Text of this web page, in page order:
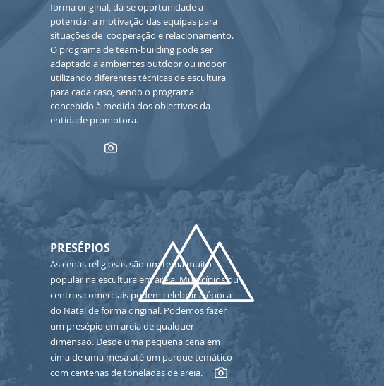
forma original, dá-se oportunidade a
potenciar a motivação das equipas para
situações de cooperação e relacionamento.
O programa de team-building pode ser
adaptado a ambientes outdoor ou indoor
utilizando diferentes técnicas de escultura
para cada caso, sendo o programa
concebido à medida dos objectivos da
entidade promotora.
PRESÉPIOS
As cenas religiosas são um tema muito
popular na escultura em areia. Municípios ou
centros comerciais podem celebrar a época
do Natal de forma original. Podemos fazer
um presépio em areia de qualquer
dimensão. Desde uma pequena cena em
cima de uma mesa até um parque temático
com centenas de toneladas de areia.